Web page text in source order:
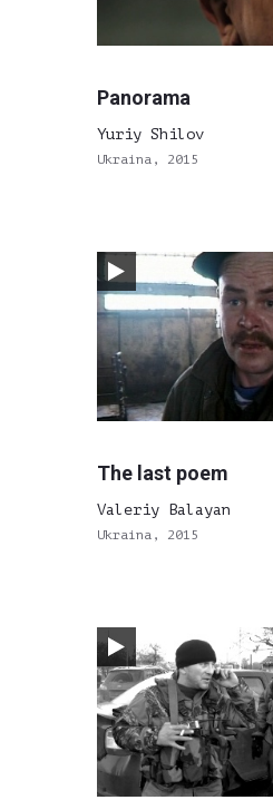
Panorama
Yuriy Shilov
Ukraina, 2015
The last poem
Valeriy Balayan
Ukraina, 2015